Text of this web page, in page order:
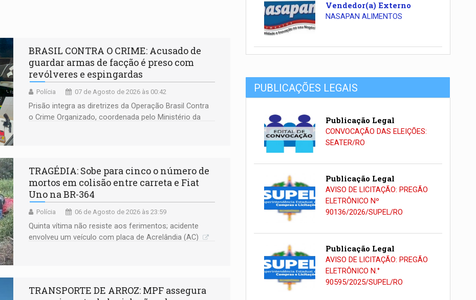
BRASIL CONTRA O CRIME: Acusado de
guardar armas de facção é preso com
revólveres e espingardas
Polícia 07 de Agosto de 2026 às 00:42
Prisão integra as diretrizes da Operação Brasil Contra
o Crime Organizado, coordenada pelo Ministério da
TRAGÉDIA: Sobe para cinco o número de
mortos em colisão entre carreta e Fiat
Uno na BR-364
Polícia 06 de Agosto de 2026 às 23:59
Quinta vítima não resiste aos ferimentos; acidente
envolveu um veículo com placa de Acrelândia (AC)
TRANSPORTE DE ARROZ: MPF assegura
Vendedor(a) Externo
NASAPAN ALIMENTOS
PUBLICAÇÕES LEGAIS
Publicação Legal
CONVOCAÇÃO DAS ELEIÇÕES:
SEATER/RO
Publicação Legal
AVISO DE LICITAÇÃO: PREGÃO
ELETRÔNICO Nº
90136/2026/SUPEL/RO
Publicação Legal
AVISO DE LICITAÇÃO: PREGÃO
ELETRÔNICO N.°
90595/2025/SUPEL/RO